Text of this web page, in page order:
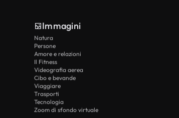
Immagini
Natura
Persone
Amore e relazioni
Il Fitness
Videografia aerea
Cibo e bevande
Viaggiare
Trasporti
Tecnologia
Zoom di sfondo virtuale